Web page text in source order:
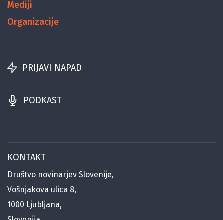
Mediji
Organizacije
PRIJAVI NAPAD
PODKAST
KONTAKT
Društvo novinarjev Slovenije,
Vošnjakova ulica 8,
1000 Ljubljana,